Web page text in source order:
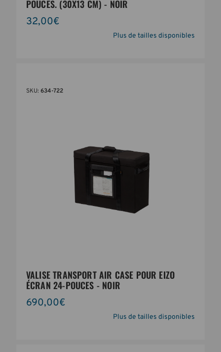
POUCES. (30X13 CM) - NOIR
32,00€
Plus de tailles disponibles
SKU: 634-722
VALISE TRANSPORT AIR CASE POUR EIZO
ÉCRAN 24-POUCES - NOIR
690,00€
Plus de tailles disponibles